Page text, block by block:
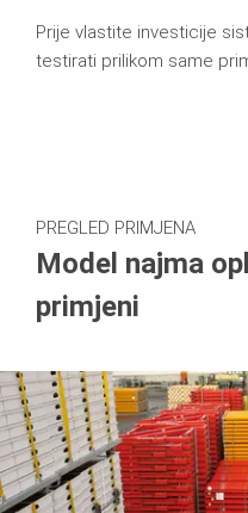
Prije vlastite investicije
testirati prilikom same
PREGLED PRIMJENA
Model najma
primjeni